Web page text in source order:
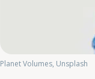
Planet Volumes, Unsplash